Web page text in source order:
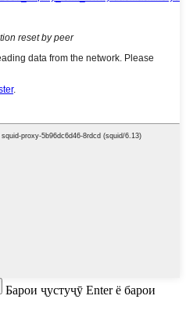
Барои ҷустуҷӯ Enter ё барои